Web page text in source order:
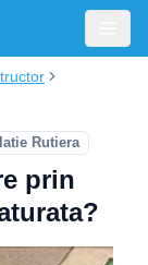
Rutiera
prin